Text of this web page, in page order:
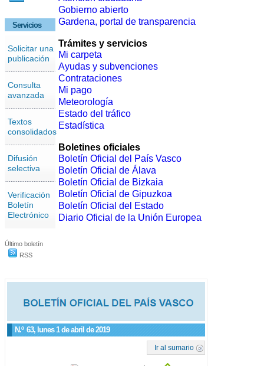
Servicios
Solicitar una
publicación
Consulta
avanzada
Textos
consolidados
Difusión
selectiva
Verificación
Boletín
Electrónico
Último boletín
RSS
N.º 63, lunes 1 de abril de 2019
Ir al sumario
Gobierno abierto
Gardena, portal de transparencia
Trámites y servicios
Mi carpeta
Ayudas y subvenciones
Contrataciones
Mi pago
Meteorología
Estado del tráfico
Estadística
Boletines oficiales
Boletín Oficial del País Vasco
Boletín Oficial de Álava
Boletín Oficial de Bizkaia
Boletín Oficial de Gipuzkoa
Boletín Oficial del Estado
Diario Oficial de la Unión Europea